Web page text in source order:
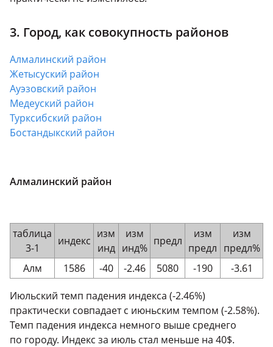
3. Город, как совокупность районов
Алмалинский район
Жетысуский район
Ауэзовский район
Медеуский район
Турксибский район
Бостандыкский район
Алмалинский район
таблица
3-1
индекс
изм
инд
изм
инд%
предл
изм
предл
изм
предл%
Алм
1586 -40 -2.46 5080 -190 -3.61
Июльский темп падения индекса (-2.46%)
практически совпадает с июньским темпом (-2.58%).
Темп падения индекса немного выше среднего
по городу. Индекс за июль стал меньше на 40$.